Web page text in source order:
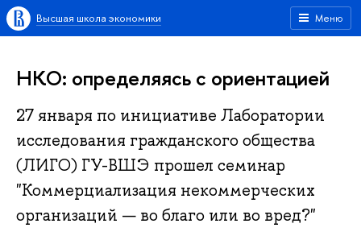
Меню
Высшая школа экономики
НКО: определяясь с ориентацией
27 января по инициативе Лаборатории
исследования гражданского общества
(ЛИГО) ГУ-ВШЭ прошел семинар
"Коммерциализация некоммерческих
организаций — во благо или во вред?"